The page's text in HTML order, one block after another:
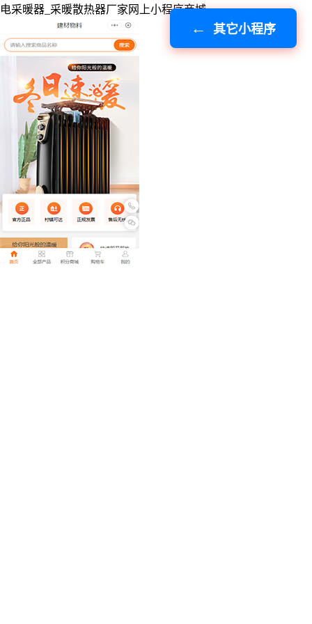
其它小程序
电采暖器_采暖散热器厂家网上小程序商城